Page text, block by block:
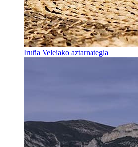
Iruña Veleiako aztarnategia